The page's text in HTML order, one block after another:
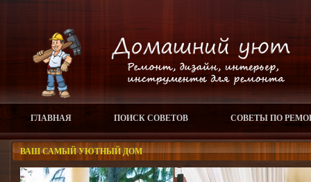
ГЛАВНАЯ ПОИСК СОВЕТОВ СОВЕТЫ ПО
ВАШ САМЫЙ УЮТНЫЙ ДОМ